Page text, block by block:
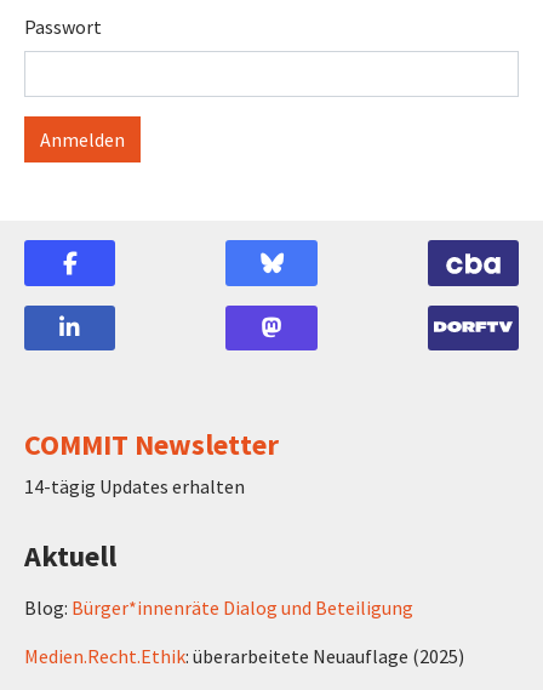
Passwort
COMMIT Newsletter
14-tägig Updates erhalten
Aktuell
Blog: Bürger*innenräte Dialog und Beteiligung
Medien.Recht.Ethik: überarbeitete Neuauflage (2025)